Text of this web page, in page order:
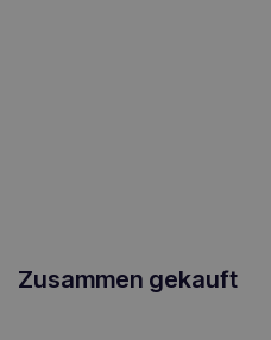
Zusammen gekauft